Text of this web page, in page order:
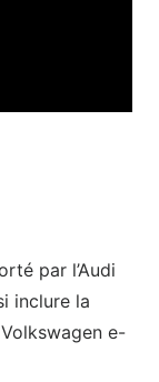
par l’Audi
inclure la
e-